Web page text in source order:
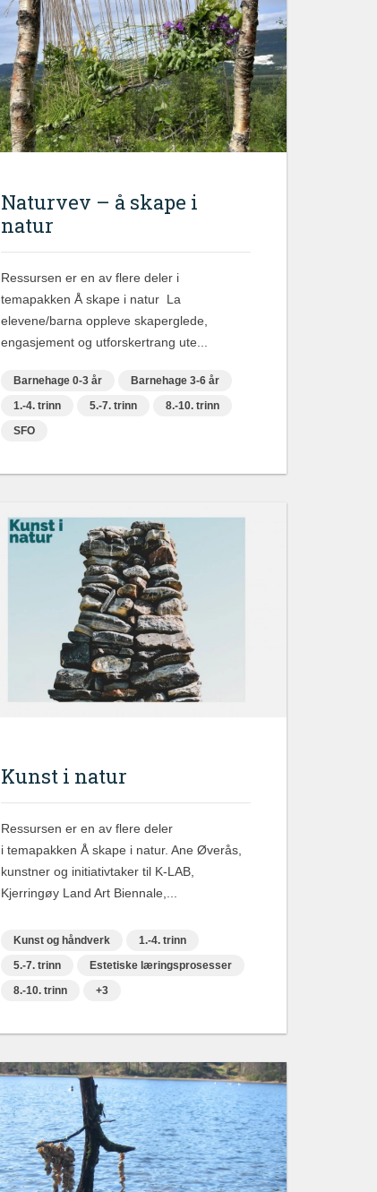
Naturvev – å skape i
natur
Ressursen er en av flere deler i
temapakken Å skape i natur La
elevene/barna oppleve skaperglede,
engasjement og utforskertrang ute...
Barnehage 0-3 år
Barnehage 3-6 år
1.-4. trinn
5.-7. trinn
8.-10. trinn
SFO
Kunst i natur
Ressursen er en av flere deler
i temapakken Å skape i natur. Ane Øverås,
kunstner og initiativtaker til K-LAB,
Kjerringøy Land Art Biennale,...
Kunst og håndverk
1.-4. trinn
5.-7. trinn
Estetiske læringsprosesser
8.-10. trinn
+3